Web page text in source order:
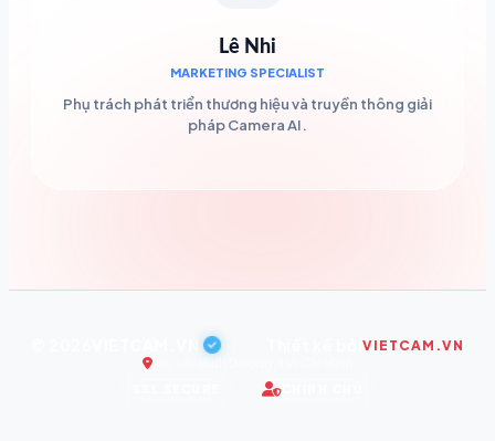
Lê Nhi
MARKETING SPECIALIST
Phụ trách phát triển thương hiệu và truyền thông giải
pháp Camera AI.
VIETCAM.VN
Trụ sở: Bình Dương, Hồ Chí Minh
CHÍNH CHỦ